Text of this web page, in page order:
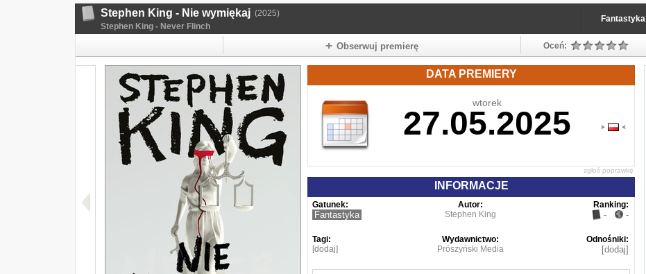
Stephen King - Nie wymiękaj (2025)
Stephen King - Never Flinch
Fantastyka
Obserwuj premierę Oceń:
DATA PREMIERY
wtorek
27.05.2025
zgłoś poprawkę
INFORMACJE
Gatunek:
Fantastyka
Autor:
Stephen King
Ranking:
- -
Tagi:
[dodaj]
Wydawnictwo:
Prószyński Media
Odnośniki:
[dodaj]